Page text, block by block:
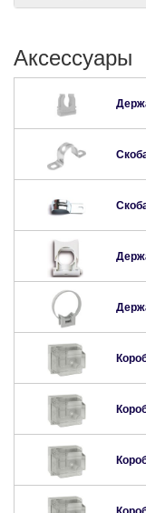
Аксессуары